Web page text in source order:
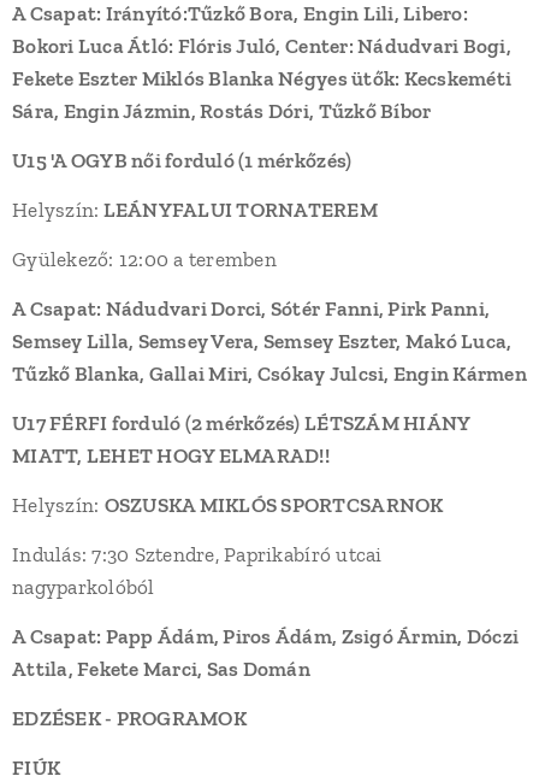
A Csapat: Irányító:Tűzkő Bora, Engin Lili, Libero:
Bokori Luca Átló: Flóris Juló, Center: Nádudvari Bogi,
Fekete Eszter Miklós Blanka Négyes ütők: Kecskeméti
Sára, Engin Jázmin, Rostás Dóri, Tűzkő Bíbor
U15 'A OGYB női forduló (1 mérkőzés)
Helyszín: LEÁNYFALUI TORNATEREM
Gyülekező: 12:00 a teremben
A Csapat: Nádudvari Dorci, Sótér Fanni, Pirk Panni,
Semsey Lilla, Semsey Vera, Semsey Eszter, Makó Luca,
Tűzkő Blanka, Gallai Miri, Csókay Julcsi, Engin Kármen
U17 FÉRFI forduló (2 mérkőzés)LÉTSZÁM HIÁNY
MIATT, LEHET HOGY ELMARAD!!
Helyszín: OSZUSKA MIKLÓS SPORTCSARNOK
Indulás: 7:30 Sztendre, Paprikabíró utcai
nagyparkolóból
A Csapat: Papp Ádám, Piros Ádám, Zsigó Ármin, Dóczi
Attila, Fekete Marci, Sas Domán
EDZÉSEK - PROGRAMOK
FIÚK